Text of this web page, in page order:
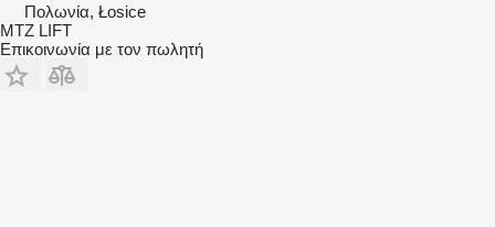
Πολωνία, Łosice
MTZ LIFT
Επικοινωνία με τον πωλητή